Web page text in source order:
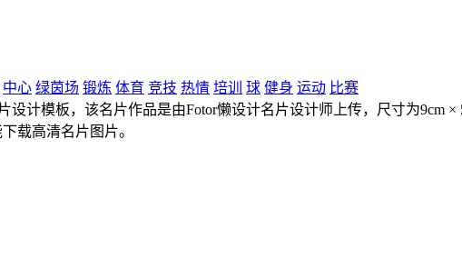
中心 绿茵场 锻炼 体育 竞技 热情 培训 球 健身 运动 比赛
设计模板，该名片作品是由Fotor懒设计名片设计师上传，尺寸为9cm
载高清名片图片。